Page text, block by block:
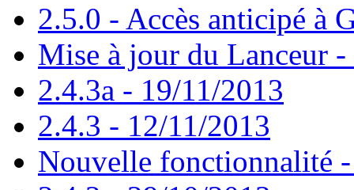
2.5.0 - Accès anticipé à
Mise à jour du Lanceur
2.4.3a - 19/11/2013
2.4.3 - 12/11/2013
Nouvelle fonctionnalité